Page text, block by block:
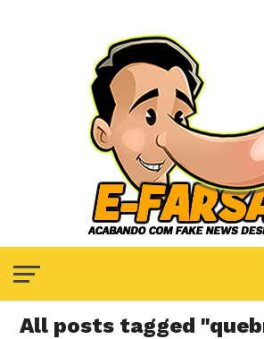
All posts tagged